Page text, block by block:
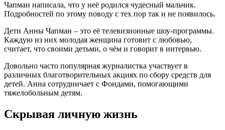
Чапман написала, что у неё родился чудесный мальчик.
Подробностей по этому поводу с тех пор так и не появилось.
Дети Анны Чапман – это её телевизионные шоу-программы.
Каждую из них молодая женщина готовит с любовью,
считает, что своими детьми, о чём и говорит в интервью.
Довольно часто популярная журналистка участвует в
различных благотворительных акциях по сбору средств для
детей. Анна сотрудничает с Фондами, помогающими
тяжелобольным детям.
Скрывая личную жизнь